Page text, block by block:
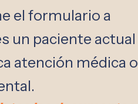
el formulario a
un paciente actual
atención médica o